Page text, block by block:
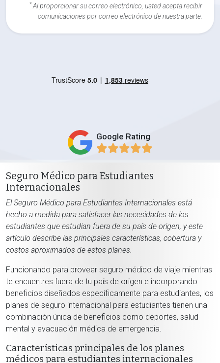
* Al proporcionar su correo electrónico, usted acepta recibir
comunicaciones por correo electrónico de nuestra parte.
Google Rating
Seguro Médico para Estudiantes
Internacionales
El Seguro Médico para Estudiantes Internacionales está
hecho a medida para satisfacer las necesidades de los
estudiantes que estudian fuera de su país de origen, y este
artículo describe las principales características, cobertura y
costos aproximados de estos planes.
Funcionando para proveer seguro médico de viaje mientras
te encuentres fuera de tu país de origen e incorporando
beneficios diseñados específicamente para estudiantes, los
planes de seguro internacional para estudiantes tienen una
combinación única de beneficios como deportes, salud
mental y evacuación médica de emergencia.
Características principales de los planes
médicos para estudiantes internacionales